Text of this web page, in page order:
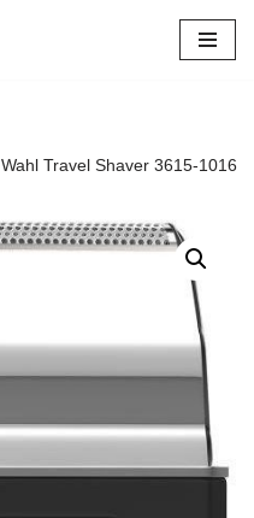
Wahl Travel Shaver 3615-1016